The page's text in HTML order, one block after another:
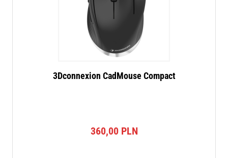
3Dconnexion CadMouse Compact
360,00 PLN